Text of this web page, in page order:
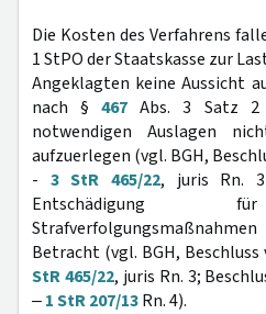
Die Kosten des Verfahrens
1 StPO der Staatskasse zur
Angeklagten keine Aussicht
nach §467 Abs. 3 Satz 2
notwendigen Auslagen
aufzuerlegen (vgl. BGH,
- 3 StR 465/22, juris Rn.
Entschädigung
Betracht (vgl. BGH, Beschluss
StR 465/22, juris Rn. 3;
‒1 StR 207/13Rn. 4).